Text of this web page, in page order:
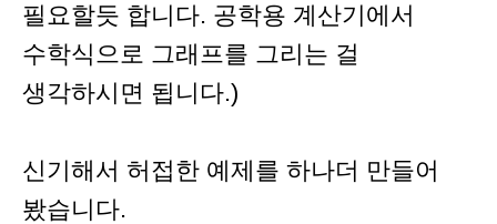
필요할듯 합니다. 공학용 계산기에서
수학식으로 그래프를 그리는 걸
생각하시면 됩니다.)
신기해서 허접한 예제를 하나더 만들어
봤습니다.